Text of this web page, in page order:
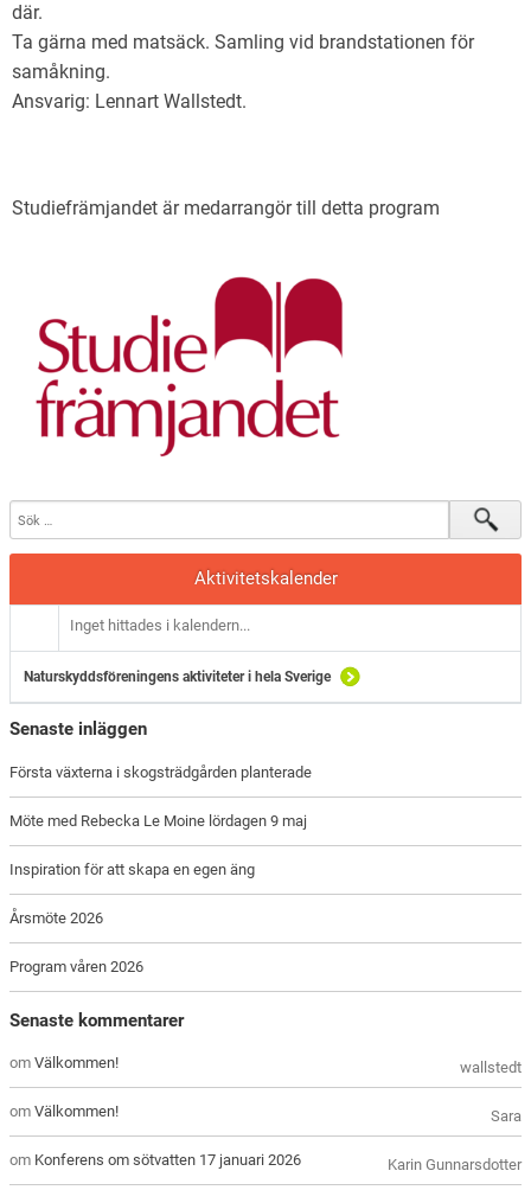
där.
Ta gärna med matsäck. Samling vid brandstationen för
samåkning.
Ansvarig: Lennart Wallstedt.
Studiefrämjandet är medarrangör till detta program
Aktivitetskalender
Inget hittades i kalendern...
Naturskyddsföreningens aktiviteter i hela Sverige
Senaste inläggen
Första växterna i skogsträdgården planterade
Möte med Rebecka Le Moine lördagen 9 maj
Inspiration för att skapa en egen äng
Årsmöte 2026
Program våren 2026
Senaste kommentarer
wallstedt
omVälkommen!
Sara
omVälkommen!
Karin Gunnarsdotter
om Konferens om sötvatten 17 januari 2026